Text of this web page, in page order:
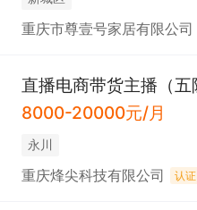
重庆市尊壹号家居有限公司
8000-20000元/月
永川
重庆烽尖科技有限公司 认证